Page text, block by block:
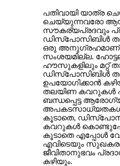
പതിവായി യാത്ര
ചെയ്യുന്നവരോ
സൗകര്യപ്രദവും
ഡിസ്പോസിബിൾ
ഒരു അനുഗ്രഹമാണ്
സംശയമില്ല.
ഹൗസുകളിലും മറ്റ്
ഡിസ്പോസിബിൾ
ഉപയോഗിക്കാൻ
തലയിണ കവറുകൾ
ബന്ധപ്പെട്ട
അപകടസാധ്യതകൾ
കൂടാതെ,
കവറുകൾ
കൂടാതെ എപ്പോൾ
എവിടെയും
ജീവിതാനുഭവം
കഴിയും.